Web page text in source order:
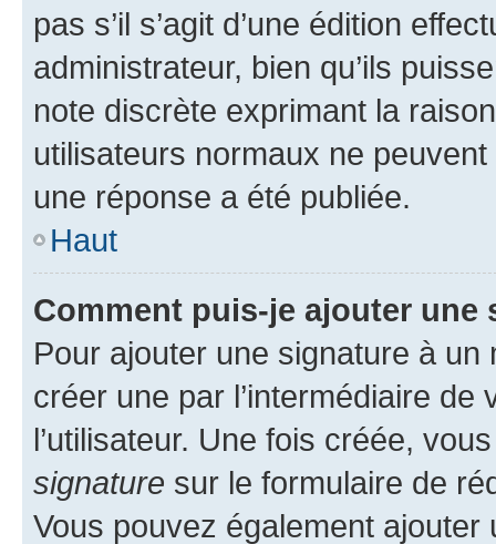
pas s’il s’agit d’une édition
administrateur, bien qu’ils
note discrète exprimant la
utilisateurs normaux ne
une réponse a été publiée.
Haut
Comment puis-je ajouter une
Pour ajouter une signature à un
créer une par l’intermédiaire
l’utilisateur. Une fois créée,
signature sur le formulaire de
Vous pouvez également